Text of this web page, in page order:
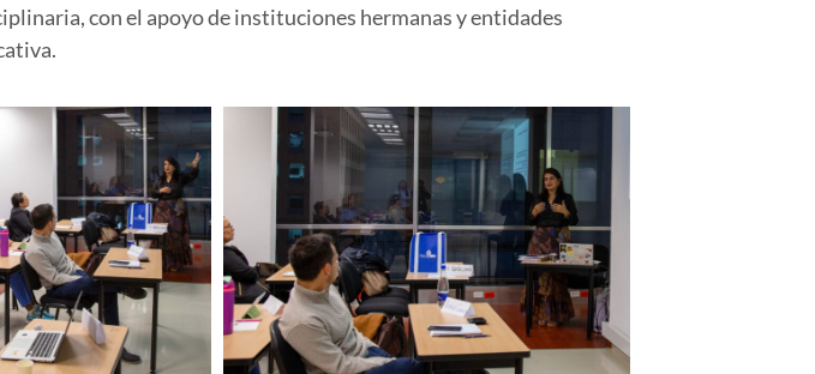
con el apoyo de instituciones hermanas y entidades